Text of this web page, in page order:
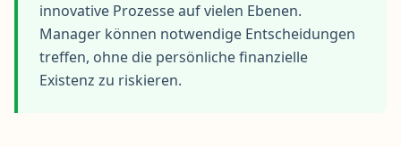
innovative Prozesse auf vielen Ebenen.
Manager können notwendige Entscheidungen
treffen, ohne die persönliche finanzielle
Existenz zu riskieren.